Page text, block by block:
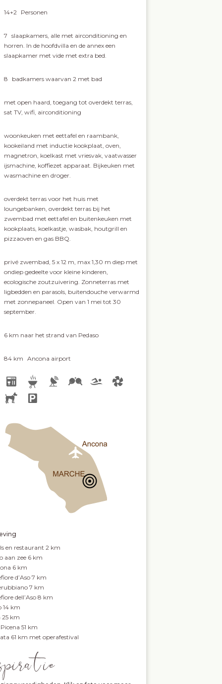
14+2 Personen
7
slaapkamers, alle met airconditioning en
horren. In de hoofdvilla en de annex een
slaapkamer met vide met extra bed.
8 badkamers waarvan 2 met bad
met open haard, toegang tot overdekt terras,
sat TV, wifi, airconditioning
woonkeuken met eettafel en raambank,
kookeiland met inductie kookplaat, oven,
magnetron, koelkast met vriesvak, vaatwasser
ijsmachine, koffiezet apparaat. Bijkeuken met
wasmachine en droger.
overdekt terras voor het huis met
loungebanken, overdekt terras bij het
zwembad met eettafel en buitenkeuken met
kookplaats, koelkastje, wasbak, houtgrill en
pizzaoven en gas BBQ.
privé zwembad, 5 x 12 m, max 1,30 m diep met
ondiep gedeelte voor kleine kinderen,
ecologische zoutzuivering. Zonneterras met
ligbedden en parasols, buitendouche verwarmd
met zonnepaneel. Open van 1 mei tot 30
september.
6 km naar het strand van Pedaso
84 km Ancona airport
en restaurant 2 km
aan zee 6 km
6 km
d’Aso 7 km
7 km
dell’Aso 8 km
14 km
25 km
51 km
61 km met operafestival
tie